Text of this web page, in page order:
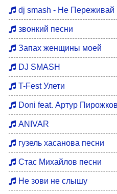
Инструментальная
Песни про любовь
Дискотека 90
Хиты 80
Восточные хиты
Мотивация для
DFM Remix
dj smash - Не Переживай
звонкий песни
Запах женщины моей
DJ SMASH
T-Fest Улети
Doni feat. Артур
ANIVAR
гузель хасанова песни
Стас Михайлов песни
Не зови не слышу